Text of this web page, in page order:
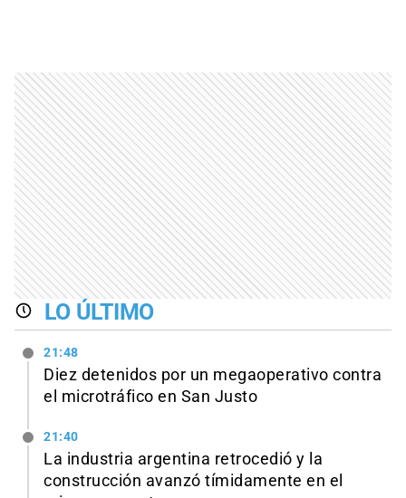
LO ÚLTIMO
21:48
Diez detenidos por un megaoperativo contra
el microtráfico en San Justo
21:40
La industria argentina retrocedió y la
construcción avanzó tímidamente en el